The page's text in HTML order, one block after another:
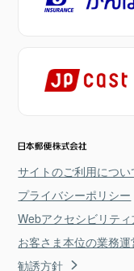
サイトのご利用につい
プライバシーポリシー
Webアクセシビリテ
お客さま本位の業務
勧誘方針